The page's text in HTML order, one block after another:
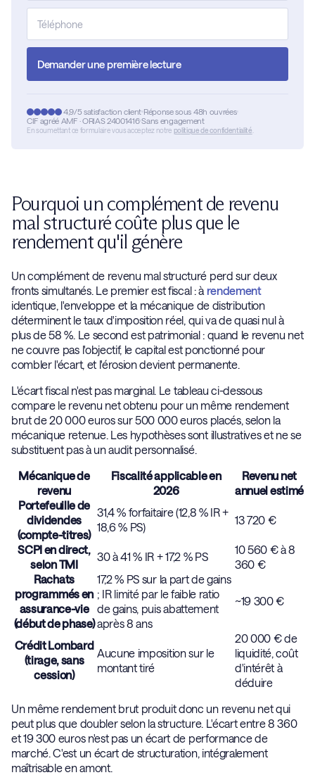
Demander une première lecture
4,9/5 satisfaction client Réponse sous 48h ouvrées
CIF agréé AMF · ORIAS 24001416 Sans engagement
En soumettant ce formulaire vous acceptez notre politique de confidentialité
Pourquoi un complément de revenu
mal structuré coûte plus que le
rendement qu'il génère
Un complément de revenu mal structuré perd sur deux
fronts simultanés. Le premier est fiscal : à rendement
identique, l'enveloppe et la mécanique de distribution
déterminent le taux d'imposition réel, qui va de quasi nul à
plus de 58 %. Le second est patrimonial : quand le revenu net
ne couvre pas l'objectif, le capital est ponctionné pour
combler l'écart, et l'érosion devient permanente.
L'écart fiscal n'est pas marginal. Le tableau ci-dessous
compare le revenu net obtenu pour un même rendement
brut de 20 000 euros sur 500 000 euros placés, selon la
mécanique retenue. Les hypothèses sont illustratives et ne se
substituent pas à un audit personnalisé.
Mécanique de
revenu
Fiscalité applicable en
2026
Revenu net
annuel estimé
Portefeuille de
dividendes
(compte-titres)
31,4 % forfaitaire (12,8 % IR +
18,6 % PS)
13 720 €
SCPI en direct,
selon TMI
30 à 41 % IR + 17,2 % PS
10 560 € à 8
360 €
Rachats
programmés en
assurance-vie
(début de phase)
17,2 % PS sur la part de gains
; IR limité par le faible ratio
de gains, puis abattement
après 8 ans
~19 300 €
Crédit Lombard
(tirage, sans
cession)
Aucune imposition sur le
montant tiré
20 000 € de
liquidité, coût
d'intérêt à
déduire
Un même rendement brut produit donc un revenu net qui
peut plus que doubler selon la structure. L'écart entre 8 360
et 19 300 euros n'est pas un écart de performance de
marché. C'est un écart de structuration, intégralement
maîtrisable en amont.